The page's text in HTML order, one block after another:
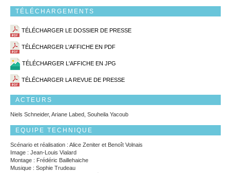
TÉLÉCHARGEMENTS
TÉLÉCHARGER LE DOSSIER DE PRESSE
TÉLÉCHARGER L'AFFICHE EN PDF
TÉLÉCHARGER L'AFFICHE EN JPG
TÉLÉCHARGER LA REVUE DE PRESSE
ACTEURS
Niels Schneider, Ariane Labed, Souheila Yacoub
EQUIPE TECHNIQUE
Scénario et réalisation : Alice Zeniter et Benoît Volnais
Image : Jean-Louis Vialard
Montage : Frédéric Baillehaiche
Musique : Sophie Trudeau